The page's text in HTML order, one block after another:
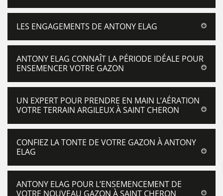
LES ENGAGEMENTS DE ANTONY ELAG
ANTONY ELAG CONNAÎT LA PÉRIODE IDÉALE POUR
ENSEMENCER VOTRE GAZON
UN EXPERT POUR PRENDRE EN MAIN L’AÉRATION
VOTRE TERRAIN ARGILEUX À SAINT CHERON
CONFIEZ LA TONTE DE VOTRE GAZON À ANTONY
ELAG
ANTONY ELAG POUR L’ENSEMENCEMENT DE
VOTRE NOUVEAU GAZON À SAINT CHERON